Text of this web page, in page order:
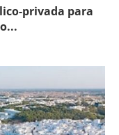
privada para